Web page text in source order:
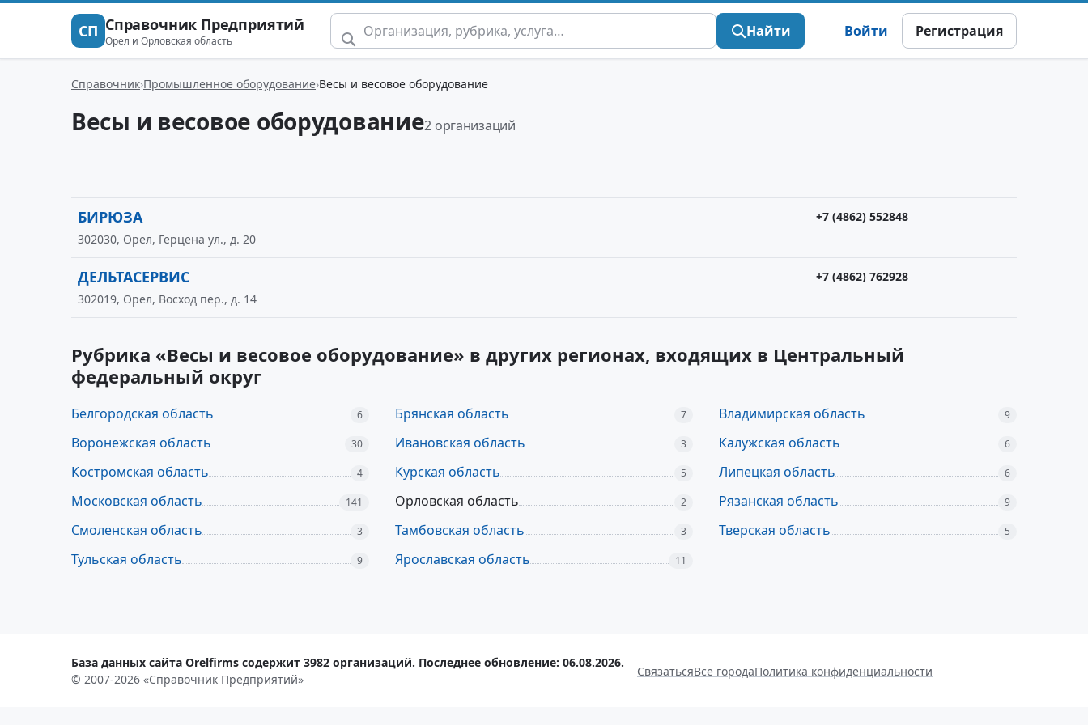
СП Справочник Предприятий
Орел и Орловская область
Найти Войти Регистрация
Справочник Промышленное оборудование Весы и весовое оборудование
Весы и весовое оборудование2 организаций
БИРЮЗА
+7 (4862) 552848
302030, Орел, Герцена ул., д. 20
ДЕЛЬТАСЕРВИС
+7 (4862) 762928
302019, Орел, Восход пер., д. 14
Рубрика «Весы и весовое оборудование» в других регионах, входящих в Центральный
федеральный округ
Белгородская область 6 Брянская область 7 Владимирская область 9
Воронежская область 30 Ивановская область 3 Калужская область 6
Костромская область 4 Курская область 5 Липецкая область 6
Московская область 141 Орловская область 2 Рязанская область 9
Смоленская область 3 Тамбовская область 3 Тверская область 5
Тульская область 9 Ярославская область 11
База данных сайта Orelfirms содержит 3982 организаций. Последнее обновление: 06.08.2026.
© 2007-2026 «Справочник Предприятий»
СвязатьсяВсе городаПолитика конфиденциальности